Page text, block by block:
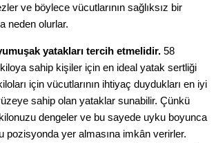
ve böylece vücutlarının sağlıksız bir
neden olurlar.
yatakları tercih etmelidir. 58
sahip kişiler için en ideal yatak sertliği
için vücutlarının ihtiyaç duydukları en iyi
sahip olan yataklar sunabilir. Çünkü
dengeler ve bu sayede uyku boyunca
pozisyonda yer almasına imkân verirler.